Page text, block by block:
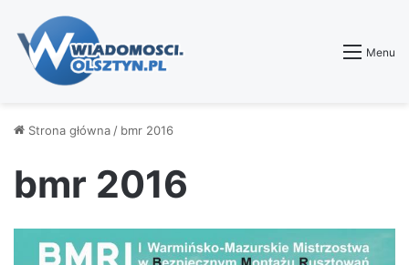
Menu
Strona główna / bmr 2016
bmr 2016